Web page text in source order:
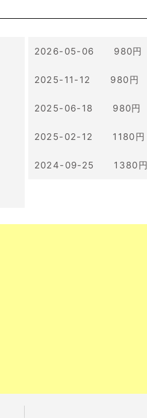
2026-05-06 980円
2025-11-12 980円
2025-06-18 980円
2025-02-12 1180円
2024-09-25 1380円